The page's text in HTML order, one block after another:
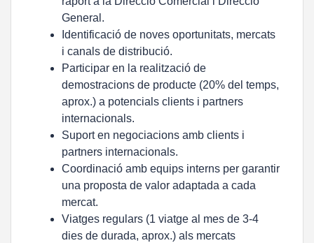
General.
Identificació de noves oportunitats, mercats
i canals de distribució.
Participar en la realització de
demostracions de producte (20% del temps,
aprox.) a potencials clients i partners
internacionals.
Suport en negociacions amb clients i
partners internacionals.
Coordinació amb equips interns per garantir
una proposta de valor adaptada a cada
mercat.
Viatges regulars (1 viatge al mes de 3-4
dies de durada, aprox.) als mercats